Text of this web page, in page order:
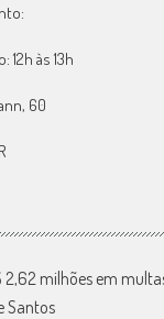
12h às 13h
60
2,62 milhões em
Santos